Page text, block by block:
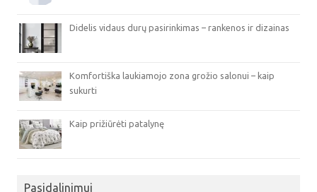
Didelis vidaus durų pasirinkimas – rankenos ir dizainas
Komfortiška laukiamojo zona grožio salonui – kaip
sukurti
Kaip prižiūrėti patalynę
Pasidalinimui